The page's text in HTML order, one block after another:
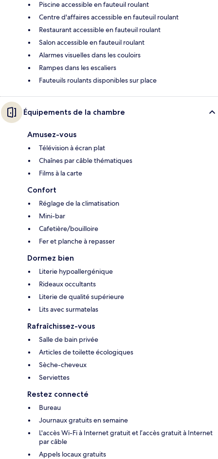
Piscine accessible en fauteuil roulant
Centre d'affaires accessible en fauteuil roulant
Restaurant accessible en fauteuil roulant
Salon accessible en fauteuil roulant
Alarmes visuelles dans les couloirs
Rampes dans les escaliers
Fauteuils roulants disponibles sur place
Équipements de la chambre
Amusez-vous
Télévision à écran plat
Chaînes par câble thématiques
Films à la carte
Confort
Réglage de la climatisation
Mini-bar
Cafetière/bouilloire
Fer et planche à repasser
Dormez bien
Literie hypoallergénique
Rideaux occultants
Literie de qualité supérieure
Lits avec surmatelas
Rafraîchissez-vous
Salle de bain privée
Articles de toilette écologiques
Sèche-cheveux
Serviettes
Restez connecté
Bureau
Journaux gratuits en semaine
L'accès Wi-Fi à Internet gratuit et l’accès gratuit à Internet
par câble
Appels locaux gratuits